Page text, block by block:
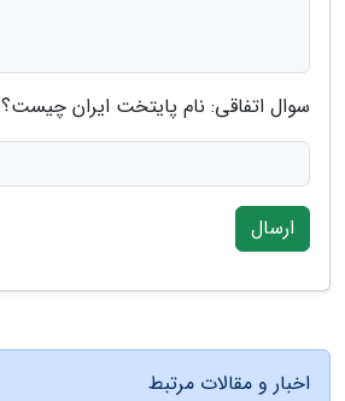
سوال اتفاقی: نام پایتخت ایران چیست؟
ارسال
اخبار و مقالات مرتبط